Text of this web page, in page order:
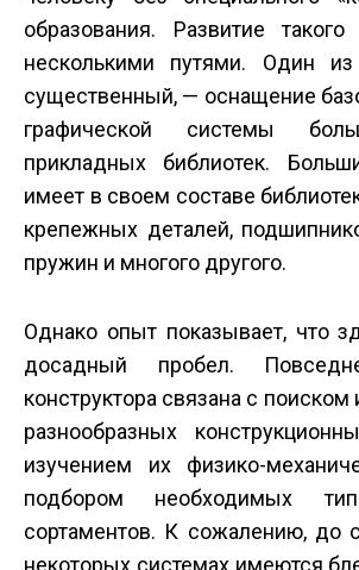
образования. Развитие
несколькими путями. Один
существенный, — оснащение
графической системы
прикладных библиотек.
имеет в своем составе
крепежных деталей,
пружин и многого другого.
Однако опыт показывает, что
досадный пробел.
конструктора связана с
разнообразных
изучением их физико-
подбором необходимых
сортаментов. К сожалению, до
некоторых системах имеются